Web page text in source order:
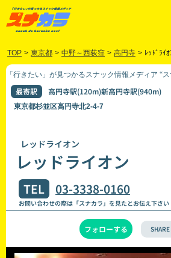
TOP > 東京都 > 中野～西荻窪 > 高円寺 > ﾚｯﾄﾞﾗｲ
「行きたい」が見つかるスナック情報メディア “
最寄駅 高円寺駅(120m)新高円寺駅(940m)
東京都杉並区高円寺北2-4-7
レッドライオン
レッドライオン
TEL 03-3338-0160
お問い合わせの際は「スナカラ」を見たとお伝え下さい
フォローする SHARE